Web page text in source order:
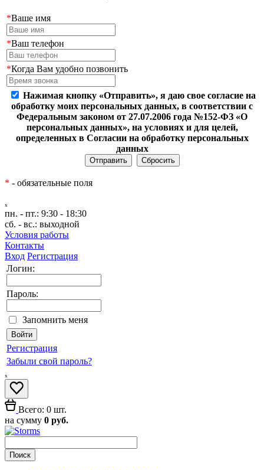
*Ваше имя
*Ваш телефон
*Когда Вам удобно позвонить
Нажимая кнопку «Отправить», я даю свое согласие на
обработку моих персональных данных, в соответствии с
Федеральным законом от 27.07.2006 года №152-ФЗ «О
персональных данных», на условиях и для целей,
определенных в Согласии на обработку персональных
данных
* - обязательные поля
ₓ
пн. - пт.: 9:30 - 18:30
сб. - вс.: выходной
Условия работы
Контакты
Вход Регистрация
Логин:
Пароль:
Запомнить меня
Регистрация
Забыли свой пароль?
ₓ
Всего: 0 шт.
на сумму 0 руб.